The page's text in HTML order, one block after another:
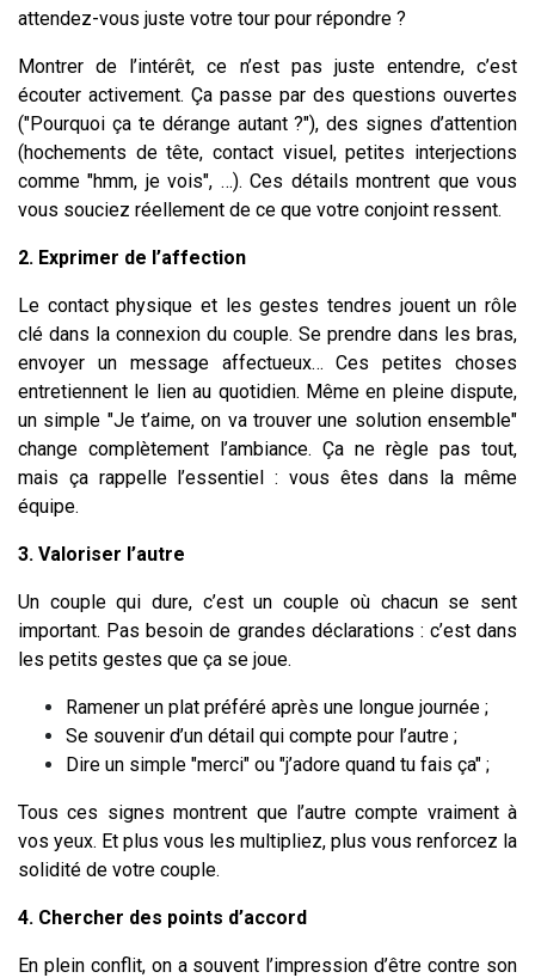
attendez-vous juste votre tour pour répondre ?
Montrer de l’intérêt, ce n’est pas juste entendre, c’est
écouter activement. Ça passe par des questions ouvertes
("Pourquoi ça te dérange autant ?"), des signes d’attention
(hochements de tête, contact visuel, petites interjections
comme "hmm, je vois", …). Ces détails montrent que vous
vous souciez réellement de ce que votre conjoint ressent.
2. Exprimer de l’affection
Le contact physique et les gestes tendres jouent un rôle
clé dans la connexion du couple. Se prendre dans les bras,
envoyer un message affectueux… Ces petites choses
entretiennent le lien au quotidien. Même en pleine dispute,
un simple "Je t’aime, on va trouver une solution ensemble"
change complètement l’ambiance. Ça ne règle pas tout,
mais ça rappelle l’essentiel : vous êtes dans la même
équipe.
3. Valoriser l’autre
Un couple qui dure, c’est un couple où chacun se sent
important. Pas besoin de grandes déclarations : c’est dans
les petits gestes que ça se joue.
Ramener un plat préféré après une longue journée ;
Se souvenir d’un détail qui compte pour l’autre ;
Dire un simple "merci" ou "j’adore quand tu fais ça" ;
Tous ces signes montrent que l’autre compte vraiment à
vos yeux. Et plus vous les multipliez, plus vous renforcez la
solidité de votre couple.
4. Chercher des points d’accord
En plein conflit, on a souvent l’impression d’être contre son